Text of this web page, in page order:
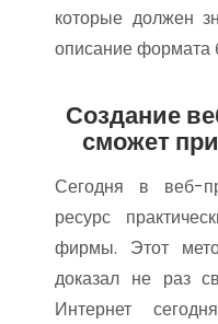
Создание
сможет
Сегодня в веб-
ресурс
фирмы. Этот
доказал не раз
Интернет